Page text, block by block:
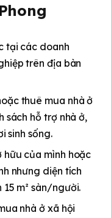
tại các doanh
trên địa bàn
thuê mua nhà ở
sách hỗ trợ nhà ở,
sinh sống.
hữu của mình hoặc
nhưng diện tích
m² sàn/người.
nhà ở xã hội